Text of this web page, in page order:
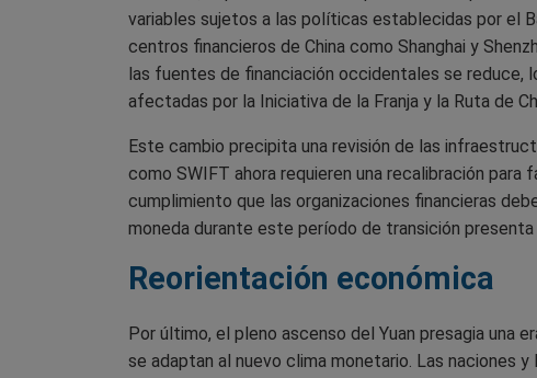
variables sujetos a las políticas establecidas por el
centros financieros de China como Shanghai y
las fuentes de financiación occidentales se reduce,
afectadas por la Iniciativa de la Franja y la Ruta de
Este cambio precipita una revisión de las
como SWIFT ahora requieren una recalibración
cumplimiento que las organizaciones financieras
moneda durante este período de transición
Reorientación económica
Por último, el pleno ascenso del Yuan presagia una
se adaptan al nuevo clima monetario. Las naciones